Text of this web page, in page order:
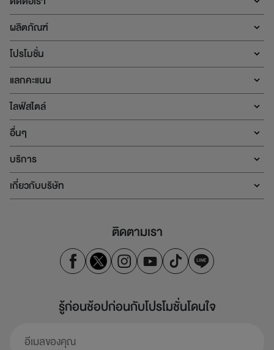
ผลิตภัณฑ์
โปรโมชั่น
แลกคะแนน
ไลฟ์สไตล์
อื่นๆ
บริการ
เกี่ยวกับบริษัท
ติดตามเรา
รู้ก่อนช้อปก่อนกับโปรโมชั่นโดนใจ